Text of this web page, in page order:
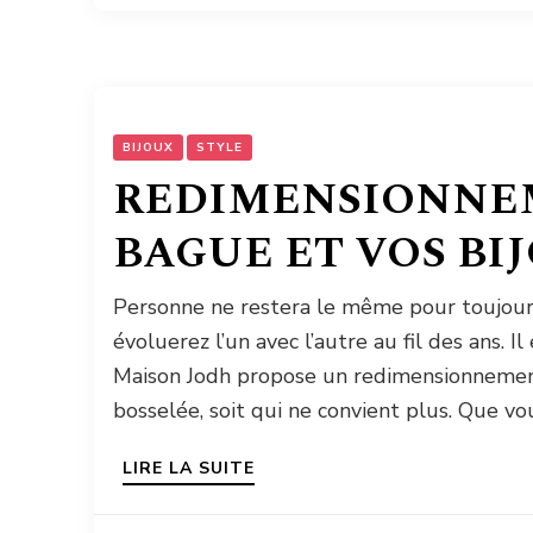
BIJOUX STYLE
BAGUE ET VOS
Personne ne restera le même pour
évoluerez l’un avec l’autre au fil des ans.
Maison Jodh propose un
bosselée, soit qui ne convient plus. Que
LIRE LA SUITE